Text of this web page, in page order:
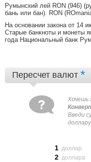
Румынский лей RON (946)
бань или бан). RON
На основании закона от 14
Старые банкноты и монеты
года Национальный банк
Пересчет валют *
Xочешь
Введи
доллару.
1 доллар
2 доллара